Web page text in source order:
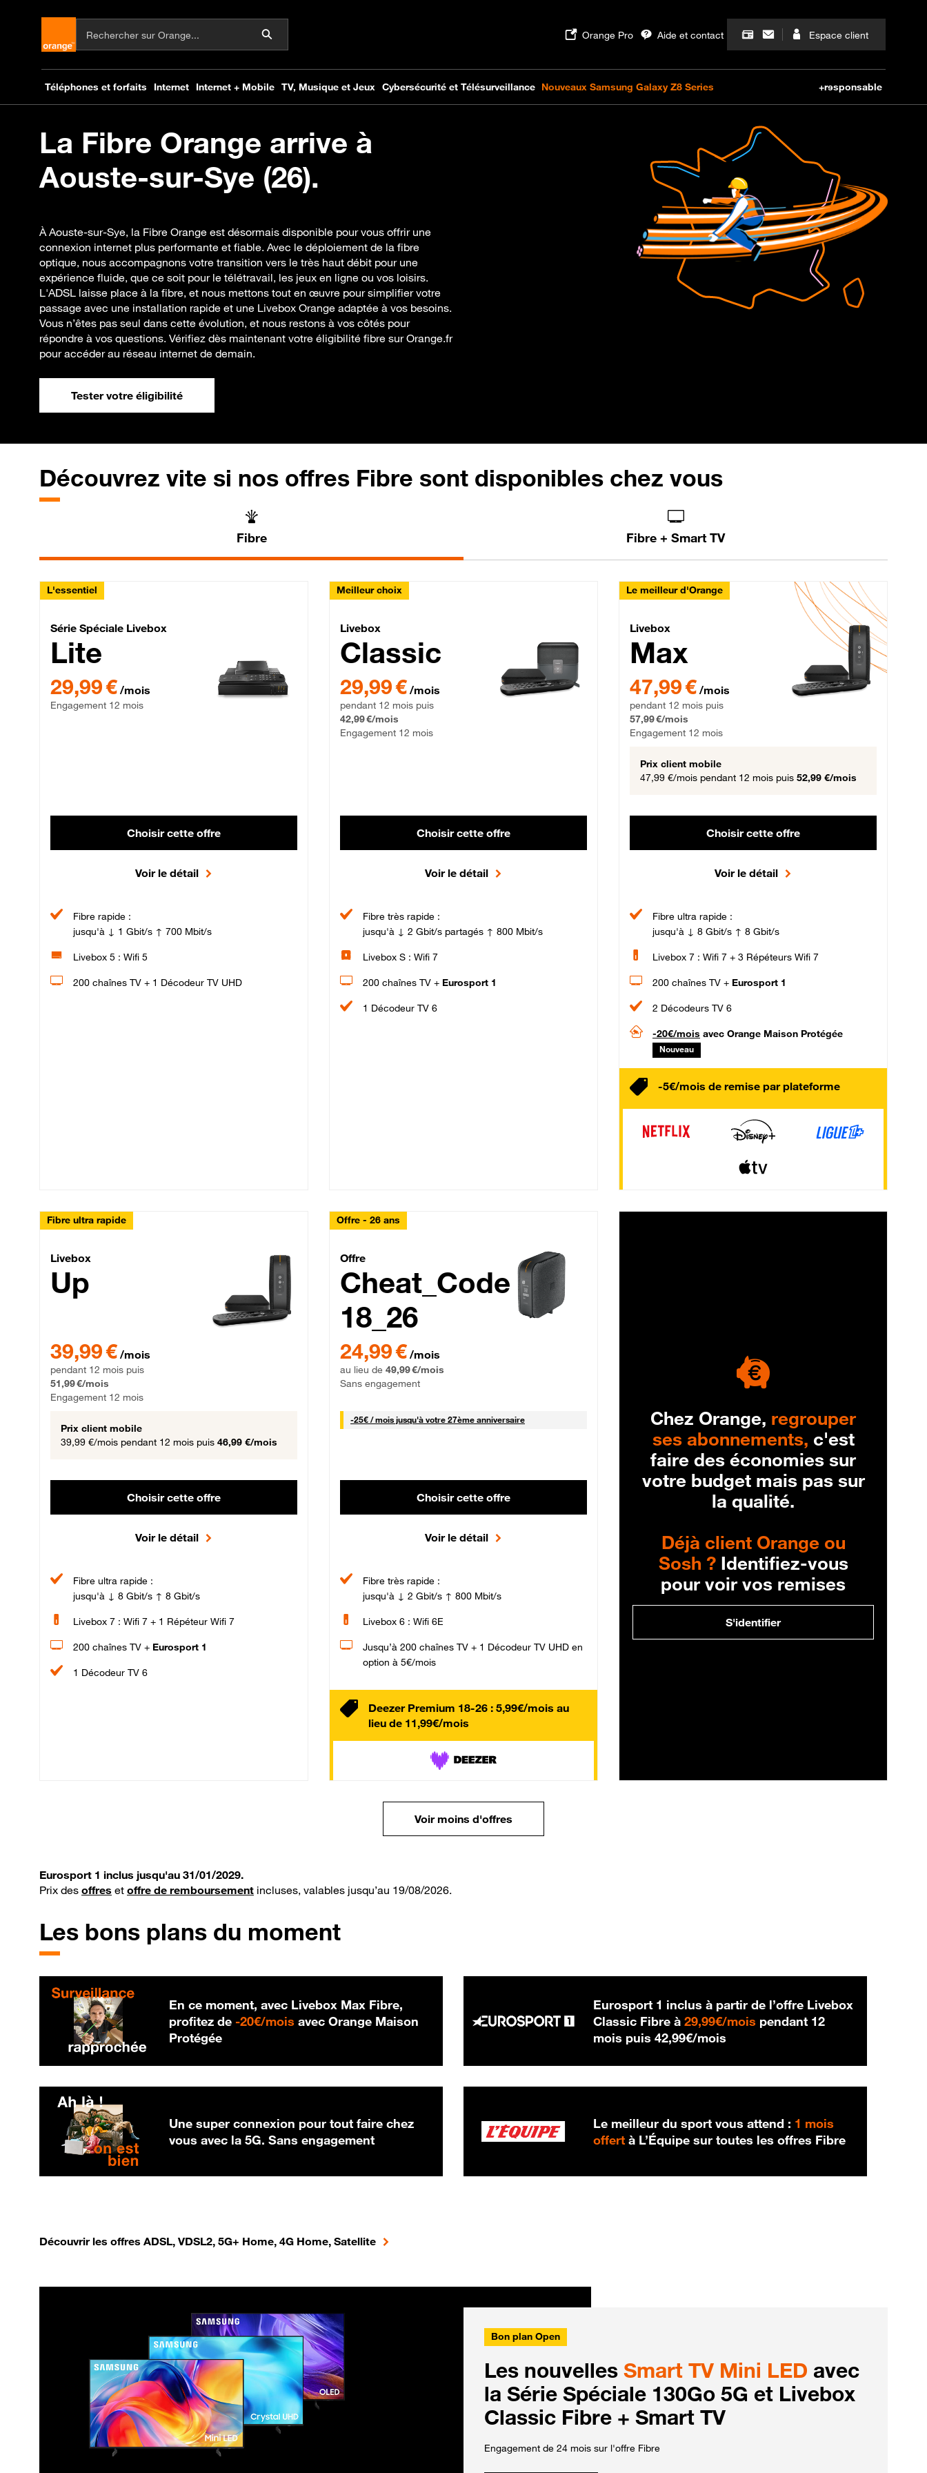
La Fibre Orange arrive à
Aouste-sur-Sye (26).
À Aouste-sur-Sye, la Fibre Orange est désormais disponible pour vous offrir une
connexion internet plus performante et fiable. Avec le déploiement de la fibre
optique, nous accompagnons votre transition vers le très haut débit pour une
expérience fluide, que ce soit pour le télétravail, les jeux en ligne ou vos loisirs.
L'ADSL laisse place à la fibre, et nous mettons tout en œuvre pour simplifier votre
passage avec une installation rapide et une Livebox Orange adaptée à vos besoins.
Vous n’êtes pas seul dans cette évolution, et nous restons à vos côtés pour
répondre à vos questions. Vérifiez dès maintenant votre éligibilité fibre sur Orange.fr
pour accéder au réseau internet de demain.
Tester votre éligibilité
Découvrez vite si nos offres Fibre sont disponibles chez vous
Fibre Fibre + Smart TV
L'essentiel
Série Spéciale Livebox Lite Fibre
Série Spéciale Livebox
Lite
29,99 € par mois , Engagement 12 mois
29,99 € /mois
Engagement 12 mois
Choisir cette offre
Voir le détail
Fibre rapide :
jusqu'à ↓ 1 Gbit/s ↑ 700 Mbit/s
Livebox 5 : Wifi 5
200 chaînes TV + 1 Décodeur TV UHD
Meilleur choix
Livebox Classic Fibre
Livebox
Classic
29,99 € par mois pendant 12 mois puis 42,99 € par mois, Engagement 12 mois
29,99 € /mois
pendant 12 mois puis
42,99 €/mois
Engagement 12 mois
Choisir cette offre
Voir le détail
Fibre très rapide :
jusqu'à ↓ 2 Gbit/s partagés ↑ 800 Mbit/s
Livebox S : Wifi 7
200 chaînes TV + Eurosport 1
1 Décodeur TV 6
Le meilleur d'Orange
Livebox Max Fibre
Livebox
Max
47,99 € par mois pendant 12 mois puis 57,99 € par mois,
47,99 € /mois
pendant 12 mois puis
57,99 €/mois
Engagement 12 mois
Prix client mobile
47,99 €/mois pendant 12 mois puis 52,99 €/mois
Choisir cette offre
Voir le détail
Fibre ultra rapide :
jusqu'à ↓ 8 Gbit/s ↑ 8 Gbit/s
Livebox 7 : Wifi 7 + 3 Répéteurs Wifi 7
200 chaînes TV + Eurosport 1
2 Décodeurs TV 6
-20€/mois avec Orange Maison Protégée
Nouveau
-5€/mois de remise par plateforme
Fibre ultra rapide
Livebox Up Fibre
Livebox
Up
39,99 € /mois
pendant 12 mois puis
51,99 €/mois
Engagement 12 mois
Prix client mobile
39,99 €/mois pendant 12 mois puis 46,99 €/mois
Choisir cette offre
Voir le détail
Fibre ultra rapide :
jusqu'à ↓ 8 Gbit/s ↑ 8 Gbit/s
Livebox 7 : Wifi 7 + 1 Répéteur Wifi 7
200 chaînes TV + Eurosport 1
1 Décodeur TV 6
Offre - 26 ans
Cheat_Code Fibre_18_26
Offre
Cheat_Code
18_26
24,99 € /mois
au lieu de 49,99 €/mois
Sans engagement
-25€ / mois25 € par mois
jusqu'à votre 27ème anniversaire
Choisir cette offre
Voir le détail
Fibre très rapide :
jusqu'à ↓ 2 Gbit/s ↑ 800 Mbit/s
Livebox 6 : Wifi 6E
Jusqu’à 200 chaînes TV + 1 Décodeur TV UHD en
option à 5€/mois
Deezer Premium 18-26 : 5,99€/mois au
lieu de 11,99€/mois
Chez Orange, regrouper
ses abonnements, c'est
faire des économies sur
votre budget mais pas sur
la qualité.
Déjà client Orange ou
Sosh ?Identifiez-vous
pour voir vos remises
S'identifier
Voir moins d'offres
Eurosport 1 inclus jusqu'au 31/01/2029.
Prix des offres et offre de remboursement incluses, valables jusqu’au 19/08/2026.
Les bons plans du moment
En ce moment, avec Livebox Max Fibre,
profitez de -20€/mois 20 € par mois
avec Orange Maison
Protégée
Eurosport 1 inclus à partir de l’offre Livebox
Classic Fibre à29,99€/mois 29,99 € par mois
pendant 12
mois puis42,99€/mois
Une super connexion pour tout faire chez
vous avec la 5G. Sans engagement
Le meilleur du sport vous attend : 1 mois
offert à L’Équipe sur toutes les offres Fibre
Découvrir les offres ADSL, VDSL2, 5G+ Home, 4G Home, Satellite
Bon plan Open
Les nouvelles Smart TV Mini LED avec
la Série Spéciale 130Go 5G et Livebox
Classic Fibre + Smart TV
Engagement de 24 mois sur l'offre Fibre